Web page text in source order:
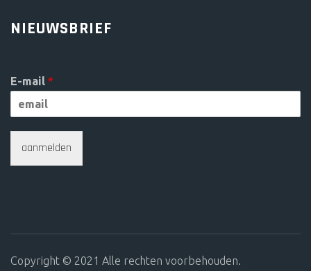
NIEUWSBRIEF
E-mail *
aanmelden
Copyright © 2021 Alle rechten voorbehouden.